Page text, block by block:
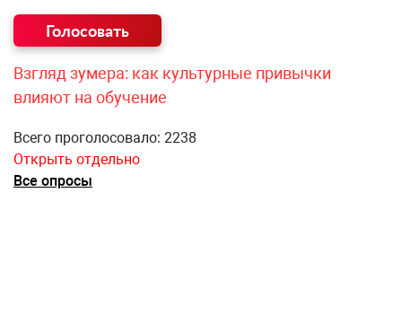
Взгляд зумера: как культурные привычки
влияют на обучение
Всего проголосовало: 2238
Открыть отдельно
Все опросы